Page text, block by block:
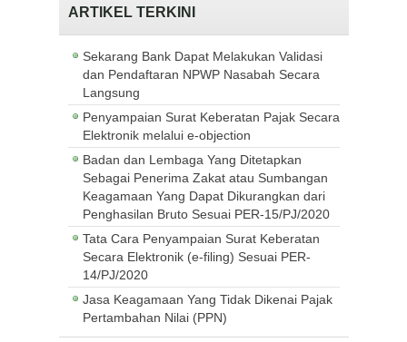
ARTIKEL TERKINI
Sekarang Bank Dapat Melakukan Validasi
dan Pendaftaran NPWP Nasabah Secara
Langsung
Penyampaian Surat Keberatan Pajak Secara
Elektronik melalui e-objection
Badan dan Lembaga Yang Ditetapkan
Sebagai Penerima Zakat atau Sumbangan
Keagamaan Yang Dapat Dikurangkan dari
Penghasilan Bruto Sesuai PER-15/PJ/2020
Tata Cara Penyampaian Surat Keberatan
Secara Elektronik (e-filing) Sesuai PER-
14/PJ/2020
Jasa Keagamaan Yang Tidak Dikenai Pajak
Pertambahan Nilai (PPN)